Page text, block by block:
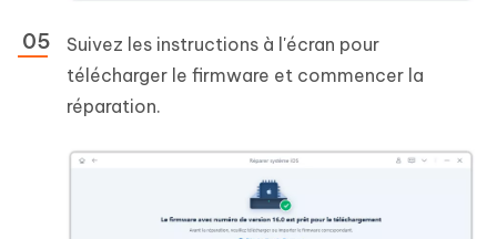
Suivez les instructions à l'écran pour
télécharger le firmware et commencer la
réparation.